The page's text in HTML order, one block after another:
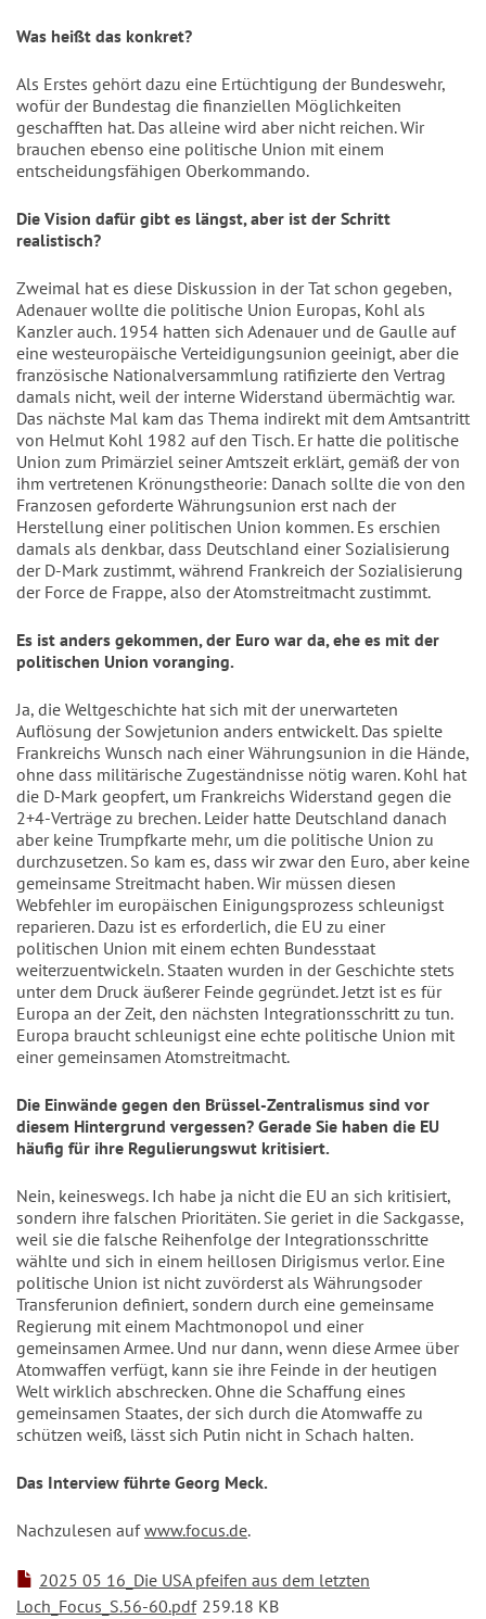
Was heißt das konkret?
Als Erstes gehört dazu eine Ertüchtigung der Bundeswehr,
wofür der Bundestag die finanziellen Möglichkeiten
geschafften hat. Das alleine wird aber nicht reichen. Wir
brauchen ebenso eine politische Union mit einem
entscheidungsfähigen Oberkommando.
Die Vision dafür gibt es längst, aber ist der Schritt
realistisch?
Zweimal hat es diese Diskussion in der Tat schon gegeben,
Adenauer wollte die politische Union Europas, Kohl als
Kanzler auch. 1954 hatten sich Adenauer und de Gaulle auf
eine westeuropäische Verteidigungsunion geeinigt, aber die
französische Nationalversammlung ratifizierte den Vertrag
damals nicht, weil der interne Widerstand übermächtig war.
Das nächste Mal kam das Thema indirekt mit dem Amtsantritt
von Helmut Kohl 1982 auf den Tisch. Er hatte die politische
Union zum Primärziel seiner Amtszeit erklärt, gemäß der von
ihm vertretenen Krönungstheorie: Danach sollte die von den
Franzosen geforderte Währungsunion erst nach der
Herstellung einer politischen Union kommen. Es erschien
damals als denkbar, dass Deutschland einer Sozialisierung
der D-Mark zustimmt, während Frankreich der Sozialisierung
der Force de Frappe, also der Atomstreitmacht zustimmt.
Es ist anders gekommen, der Euro war da, ehe es mit der
politischen Union voranging.
Ja, die Weltgeschichte hat sich mit der unerwarteten
Auflösung der Sowjetunion anders entwickelt. Das spielte
Frankreichs Wunsch nach einer Währungsunion in die Hände,
ohne dass militärische Zugeständnisse nötig waren. Kohl hat
die D-Mark geopfert, um Frankreichs Widerstand gegen die
2+4-Verträge zu brechen. Leider hatte Deutschland danach
aber keine Trumpfkarte mehr, um die politische Union zu
durchzusetzen. So kam es, dass wir zwar den Euro, aber keine
gemeinsame Streitmacht haben. Wir müssen diesen
Webfehler im europäischen Einigungsprozess schleunigst
reparieren. Dazu ist es erforderlich, die EU zu einer
politischen Union mit einem echten Bundesstaat
weiterzuentwickeln. Staaten wurden in der Geschichte stets
unter dem Druck äußerer Feinde gegründet. Jetzt ist es für
Europa an der Zeit, den nächsten Integrationsschritt zu tun.
Europa braucht schleunigst eine echte politische Union mit
einer gemeinsamen Atomstreitmacht.
Die Einwände gegen den Brüssel-Zentralismus sind vor
diesem Hintergrund vergessen? Gerade Sie haben die EU
häufig für ihre Regulierungswut kritisiert.
Nein, keineswegs. Ich habe ja nicht die EU an sich kritisiert,
sondern ihre falschen Prioritäten. Sie geriet in die Sackgasse,
weil sie die falsche Reihenfolge der Integrationsschritte
wählte und sich in einem heillosen Dirigismus verlor. Eine
politische Union ist nicht zuvörderst als Währungsoder
Transferunion definiert, sondern durch eine gemeinsame
Regierung mit einem Machtmonopol und einer
gemeinsamen Armee. Und nur dann, wenn diese Armee über
Atomwaffen verfügt, kann sie ihre Feinde in der heutigen
Welt wirklich abschrecken. Ohne die Schaffung eines
gemeinsamen Staates, der sich durch die Atomwaffe zu
schützen weiß, lässt sich Putin nicht in Schach halten.
Das Interview führte Georg Meck.
Nachzulesen aufwww.focus.de.
2025 05 16_Die USA pfeifen aus dem letzten
Loch_Focus_S.56-60.pdf 259.18 KB